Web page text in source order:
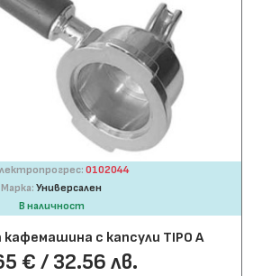
0102044
Марка: Универсален
В наличност
с капсули TIPO A
€ / 32.56 лв.